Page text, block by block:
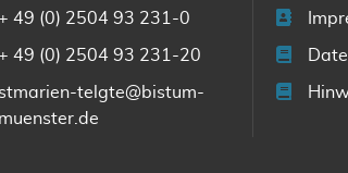
49 (0) 2504 93 231-0
49 (0) 2504 93 231-20
stmarien-telgte@bistum-
muenster.de